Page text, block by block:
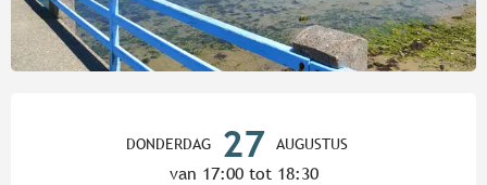
DONDERDAG 27 AUGUSTUS
van 17:00 tot 18:30